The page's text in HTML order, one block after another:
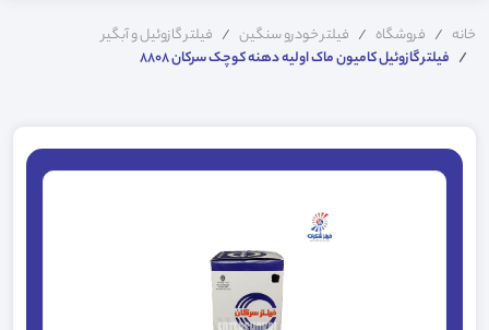
خانه فروشگاه فیلتر خودرو سنگین
فیلتر گازوئیل و آبگیر
فیلتر گازوئیل کامیون ماک اولیه دهنه کوچک سرکان 8808